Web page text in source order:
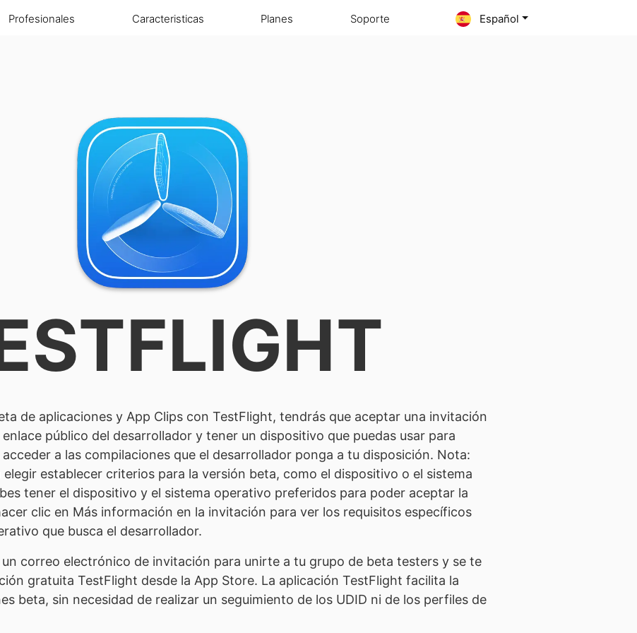
Profesionales Caracteristicas Planes Soporte Español
de aplicaciones y App Clips con TestFlight, tendrás que aceptar una invitación
público del desarrollador y tener un dispositivo que puedas usar para
a las compilaciones que el desarrollador ponga a tu disposición. Nota:
establecer criterios para la versión beta, como el dispositivo o el sistema
tener el dispositivo y el sistema operativo preferidos para poder aceptar la
clic en Más información en la invitación para ver los requisitos específicos
que busca el desarrollador.
correo electrónico de invitación para unirte a tu grupo de beta testers y se te
gratuita TestFlight desde la App Store. La aplicación TestFlight facilita la
beta, sin necesidad de realizar un seguimiento de los UDID ni de los perfiles de